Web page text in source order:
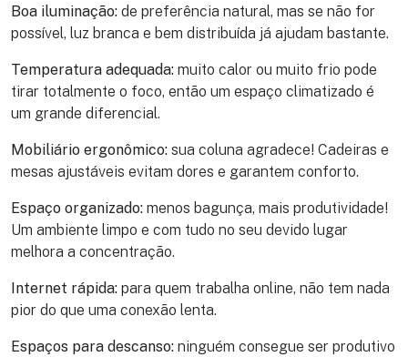
Boa iluminação: de preferência natural, mas se não for
possível, luz branca e bem distribuída já ajudam bastante.
Temperatura adequada: muito calor ou muito frio pode
tirar totalmente o foco, então um espaço climatizado é
um grande diferencial.
Mobiliário ergonômico: sua coluna agradece! Cadeiras e
mesas ajustáveis evitam dores e garantem conforto.
Espaço organizado: menos bagunça, mais produtividade!
Um ambiente limpo e com tudo no seu devido lugar
melhora a concentração.
Internet rápida: para quem trabalha online, não tem nada
pior do que uma conexão lenta.
Espaços para descanso: ninguém consegue ser produtivo